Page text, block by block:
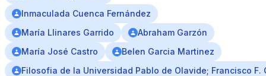
Inmaculada Cuenca Fernández
María Llinares Garrido
Abraham Garzón
María José Castro
Belen Garcia Martinez
Filosofia de la Universidad Pablo de Olavide; Francisco F.